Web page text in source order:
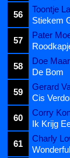
56
Toontje
Stiekem
57
Pater
58
Doe Maar
De Bom
59
Gerard
Cis
60
Corry
Ik Krijg
61
Charly